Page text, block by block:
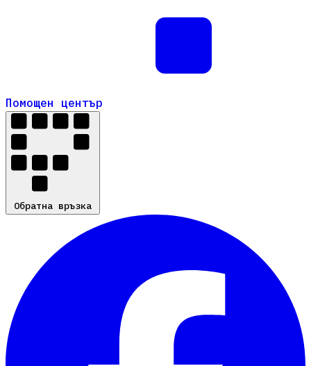
Помощен център
Помощен център
Обратна връзка
Обратна връзка